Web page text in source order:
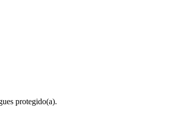
protegido(a).